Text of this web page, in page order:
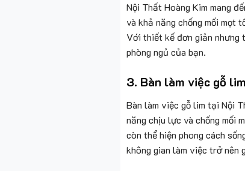
Nội Thất Hoàng Kim mang
và khả năng chống mối mọt
Với thiết kế đơn giản nhưng
phòng ngủ của bạn.
3. Bàn làm việc gỗ
Bàn làm việc gỗ lim tại Nội
năng chịu lực và chống mối
còn thể hiện phong cách
không gian làm việc trở nên